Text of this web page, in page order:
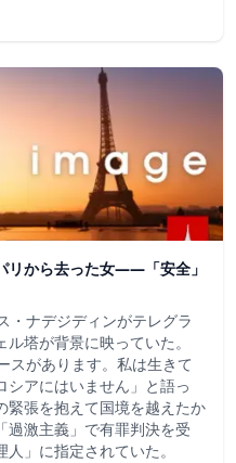
リから去った女——「安全」
・ナデジディンがテレグラ
塔が背景に映っていた。
スがあります。私は生きて
シアにはいません」と語っ
緊張を抱えて国境を越えたか
過激主義」で有罪判決を受
」に指定されていた。